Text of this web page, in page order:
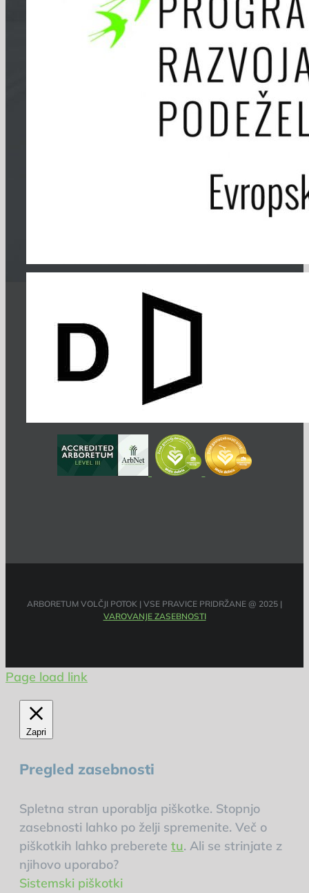
ARBORETUM VOLČJI POTOK | VSE PRAVICE PRIDRŽANE @ 2025 |
VAROVANJE ZASEBNOSTI
Page load link
Zapri
Pregled zasebnosti
Spletna stran uporablja piškotke. Stopnjo
zasebnosti lahko po želji spremenite. Več o
piškotkih lahko preberete tu. Ali se strinjate z
njihovo uporabo?
Sistemski piškotki